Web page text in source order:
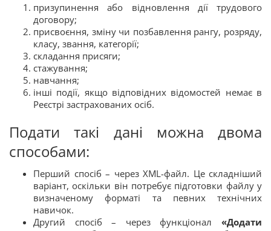
призупинення або відновлення дії трудового
договору;
присвоєння, зміну чи позбавлення рангу, розряду,
класу, звання, категорії;
складання присяги;
стажування;
навчання;
інші події, якщо відповідних відомостей немає в
Реєстрі застрахованих осіб.
Подати такі дані можна двома
способами:
Перший спосіб – через XML-файл. Це складніший
варіант, оскільки він потребує підготовки файлу у
визначеному форматі та певних технічних
навичок.
Другий спосіб – через функціонал «Додати